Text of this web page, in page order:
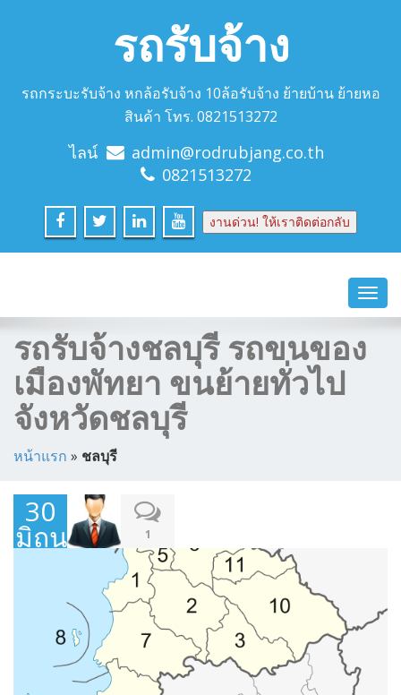
รถรับจ้าง
รถกระบะรับจ้าง หกล้อรับจ้าง 10ล้อรับจ้าง ย้ายบ้าน ย้ายหอ
สินค้า โทร. 0821513272
ไลน์
admin@rodrubjang.co.th
0821513272
งานด่วน! ให้เราติดต่อกลับ
รถรับจ้างชลบุรี รถขนของ
เมืองพัทยา ขนย้ายทั่วไป
จังหวัดชลบุรี
หน้าแรก » ชลบุรี
30
มิถุนายน 1